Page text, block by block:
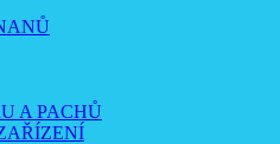
A PACHŮ